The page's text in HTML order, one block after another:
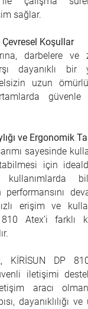
sağlar.
Çevresel Koşullar
darbelere ve
dayanıklı bir
uzun
güvenle
ve Ergonomik
sayesinde
için
performansını
erişim ve
Atex’i farklı
KİRİSUN DP
iletişimi
aracı
dayanıklılığı